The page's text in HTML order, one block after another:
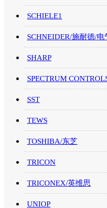
SCHIELE1
SCHNEIDER/施耐德/电
SHARP
SPECTRUM
SST
TEWS
TOSHIBA/东芝
TRICON
TRICONEX/英维思
UNIOP